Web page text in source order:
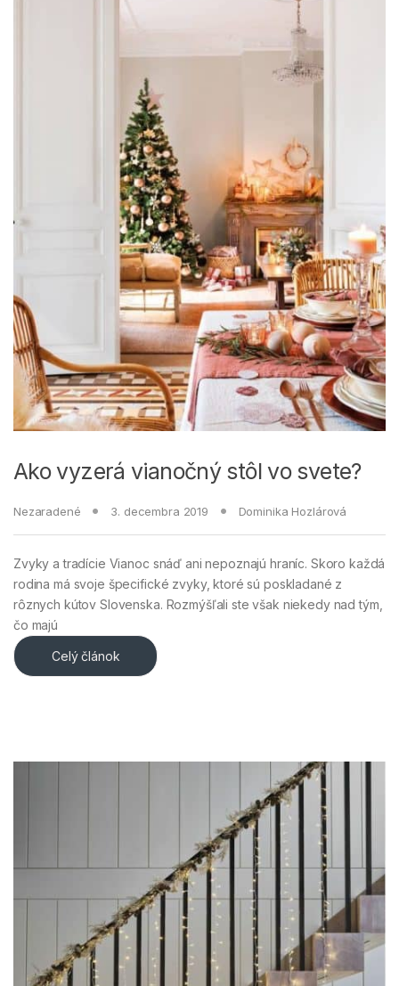
Ako vyzerá vianočný stôl vo svete?
Nezaradené 3. decembra 2019 Dominika Hozlárová
Zvyky a tradície Vianoc snáď ani nepoznajú hraníc. Skoro každá
rodina má svoje špecifické zvyky, ktoré sú poskladané z
rôznych kútov Slovenska. Rozmýšľali ste však niekedy nad tým,
čo majú
Celý článok